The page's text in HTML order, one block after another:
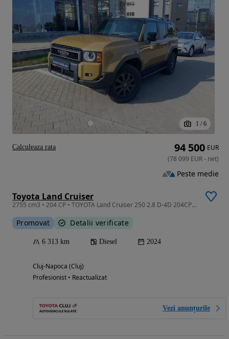
1 / 6
Toyota Land Cruiser
2755 cm3 • 204 CP • TOYOTA Land Cruiser 250 2.8 D-4D 204CP First Edition
Promovat Detalii verificate
6 313 km Diesel 2024
Cluj-Napoca (Cluj)
Profesionist • Reactualizat
Vezi anunțurile
94 500 EUR
(78 099 EUR- net)
Peste medie
Calculeaza rata